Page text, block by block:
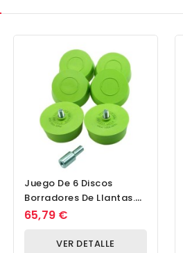
Juego De 6 Discos
Borradores De Llantas.
Incluye Adaptador Para
65,79 €
VER DETALLE